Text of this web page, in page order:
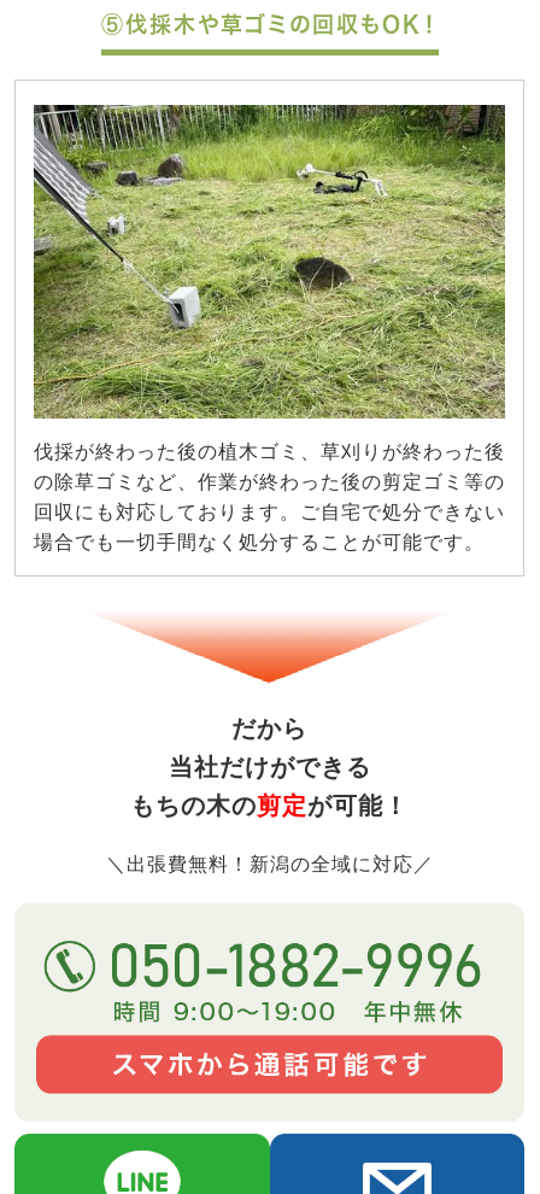
⑤伐採木や草ゴミの回収もOK！
伐採が終わった後の植木ゴミ、草刈りが終わった後
の除草ゴミなど、作業が終わった後の剪定ゴミ等の
回収にも対応しております。ご自宅で処分できない
場合でも一切手間なく処分することが可能です。
だから
当社だけができる
もちの木の剪定が可能！
＼出張費無料！新潟の全域に対応／